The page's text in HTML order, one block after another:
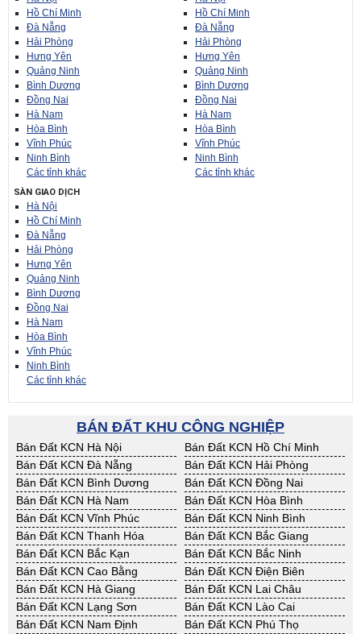
Hồ Chí Minh
Đà Nẵng
Hải Phòng
Hưng Yên
Quảng Ninh
Bình Dương
Đồng Nai
Hà Nam
Hòa Bình
Vĩnh Phúc
Ninh Bình
Các tỉnh khác
Hồ Chí Minh
Đà Nẵng
Hải Phòng
Hưng Yên
Quảng Ninh
Bình Dương
Đồng Nai
Hà Nam
Hòa Bình
Vĩnh Phúc
Ninh Bình
Các tỉnh khác
SÀN GIAO DỊCH
Hà Nội
Hồ Chí Minh
Đà Nẵng
Hải Phòng
Hưng Yên
Quảng Ninh
Bình Dương
Đồng Nai
Hà Nam
Hòa Bình
Vĩnh Phúc
Ninh Bình
Các tỉnh khác
BÁN ĐẤT KHU CÔNG NGHIỆP
Bán Đất KCN Hà Nội
Bán Đất KCN Hồ Chí Minh
Bán Đất KCN Đà Nẵng
Bán Đất KCN Hải Phòng
Bán Đất KCN Bình Dương
Bán Đất KCN Đồng Nai
Bán Đất KCN Hà Nam
Bán Đất KCN Hòa Bình
Bán Đất KCN Vĩnh Phúc
Bán Đất KCN Ninh Bình
Bán Đất KCN Thanh Hóa
Bán Đất KCN Bắc Giang
Bán Đất KCN Bắc Kạn
Bán Đất KCN Bắc Ninh
Bán Đất KCN Cao Bằng
Bán Đất KCN Điện Biên
Bán Đất KCN Hà Giang
Bán Đất KCN Lai Châu
Bán Đất KCN Lạng Sơn
Bán Đất KCN Lào Cai
Bán Đất KCN Nam Định
Bán Đất KCN Phú Thọ